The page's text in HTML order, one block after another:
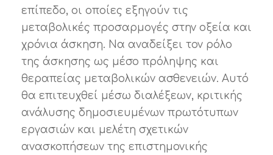
επίπεδο, οι οποίες εξηγούν τις
μεταβολικές προσαρμογές στην οξεία και
χρόνια άσκηση. Να αναδείξει τον ρόλο
της άσκησης ως μέσο πρόληψης και
θεραπείας μεταβολικών ασθενειών. Αυτό
θα επιτευχθεί μέσω διαλέξεων, κριτικής
ανάλυσης δημοσιευμένων πρωτότυπων
εργασιών και μελέτη σχετικών
ανασκοπήσεων της επιστημονικής